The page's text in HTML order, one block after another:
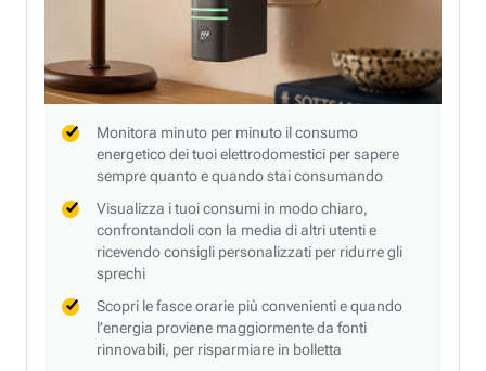
Monitora minuto per minuto il consumo
energetico dei tuoi elettrodomestici per sapere
sempre quanto e quando stai consumando
Visualizza i tuoi consumi in modo chiaro,
confrontandoli con la media di altri utenti e
ricevendo consigli personalizzati per ridurre gli
sprechi
Scopri le fasce orarie più convenienti e quando
l’energia proviene maggiormente da fonti
rinnovabili, per risparmiare in bolletta